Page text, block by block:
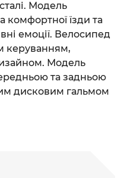
Модель
комфортної їзди та
емоції. Велосипед
керуванням,
Модель
та задньою
дисковим гальмом